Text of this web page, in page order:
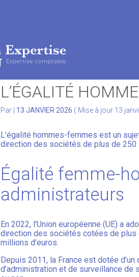
L’ÉGALITÉ
Par 13 JANVIER 2026 ( Mise à jour 13
L’égalité hommes-femmes est un
direction des sociétés de plus de 250
Égalité femme-
administrateurs
En 2022, l’Union européenne (UE) a
direction des sociétés cotées de plus
millions d’euros.
Depuis 2011, la France est dotée
d’administration et de surveillance